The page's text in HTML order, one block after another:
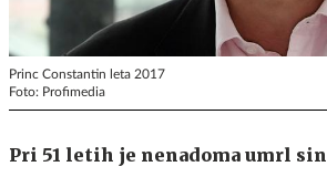
Princ Constantin leta 2017
Foto: Profimedia
Pri 51 letih je nenadoma umrl sin